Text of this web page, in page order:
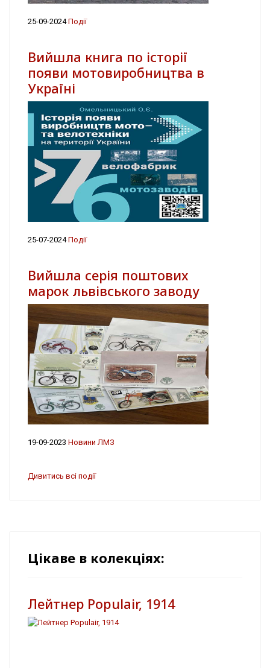
25-09-2024Події
Вийшла книга по історії
появи мотовиробництва в
Україні
25-07-2024Події
Вийшла серія поштових
марок львівського заводу
19-09-2023 Новини ЛМЗ
Дивитись всі події
Цікаве в колекціях:
Лейтнер Populair, 1914